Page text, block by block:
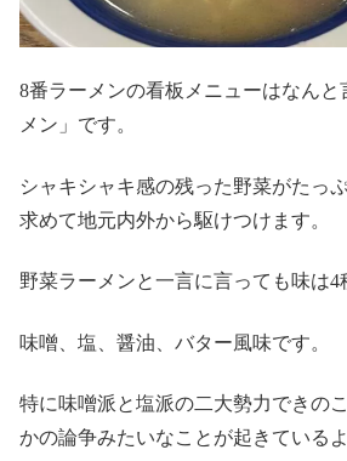
8番ラーメンの看板メニューはなんと
メン」です。
シャキシャキ感の残った野菜がたっ
求めて地元内外から駆けつけます。
野菜ラーメンと一言に言っても味は4
味噌、塩、醤油、バター風味です。
特に味噌派と塩派の二大勢力できの
かの論争みたいなことが起きている